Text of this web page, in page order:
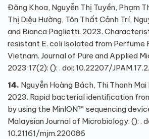
Đăng Khoa, Nguyễn Thị Tuyền, Phạm
Thị Diệu Hường, Tôn Thất Cảnh Trí,
and Bianca Paglietti. 2023.
resistant E. coli Isolated from Perfume
Vietnam. Journal of Pure and Applied
2023;17(2): (): . doi: 10.22207/
14. Nguyễn Hoàng Bách, Thi Thanh Mai
2023. Rapid bacterial identification
by using the MinION™ sequencing
Malaysian Journal of Microbiology: (): .
10.21161/mjm.220086